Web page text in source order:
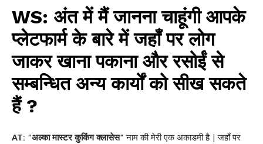
WS: अंत में मैं जानना चाहूंगी आपके
प्लेटफार्म के बारे में जहाँ पर लोग
जाकर खाना पकाना और रसोईं से
सम्बन्धित अन्य कार्यों को सीख सकते
हैं ?
AT: “अल्का मास्टर कुकिंग क्लासेस”नाम की मेरी एक अकाडमी है | जहाँ पर